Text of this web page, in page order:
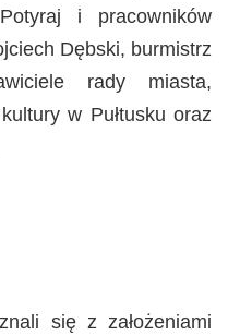
i pracowników
Dębski, burmistrz
rady miasta,
w Pułtusku oraz
się z założeniami